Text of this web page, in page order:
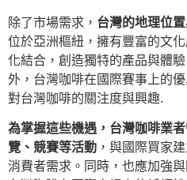
除了市場需求， 台灣的地理位
位於亞洲樞紐，擁有豐富的文
化結合，創造獨特的產品與體
外，台灣咖啡在國際賽事上的
對台灣咖啡的關注度與興趣.
為掌握這些機遇，台灣咖啡業
覽、競賽等活動 ，與國際買家
消費者需求。同時，也應加強